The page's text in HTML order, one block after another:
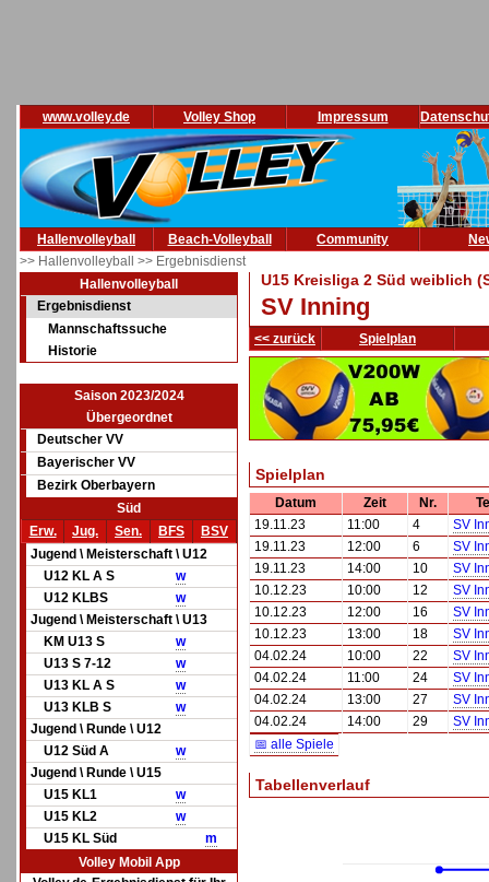
www.volley.de Volley Shop Impressum
Hallenvolleyball Beach-Volleyball Community
>> Hallenvolleyball >> Ergebnisdienst
Hallenvolleyball
Ergebnisdienst
Mannschaftssuche
Historie
Saison 2023/2024
Übergeordnet
Deutscher VV
Bayerischer VV
Bezirk Oberbayern
Süd
Erw.
Jug. Sen. BFS
BSV
Jugend \ Meisterschaft \ U12
U12 KL A S
w
U12 KLBS
w
Jugend \ Meisterschaft \ U13
KM U13 S
w
U13 S 7-12
w
U13 KL A S
w
U13 KLB S
w
Jugend \ Runde \ U12
U12 Süd A
w
Jugend \ Runde \ U15
U15 KL1
w
U15 KL2
w
U15 KL Süd
m
Volley Mobil App
U15 Kreisliga 2 Süd weiblich
SV Inning
<< zurück Spielplan
Spielplan
Datum Zeit Nr.
19.11.23
11:00 4
SV
19.11.23
12:00 6
SV
19.11.23
14:00 10
SV
10.12.23
10:00 12
SV
10.12.23
12:00 16
SV
10.12.23
13:00 18
SV
04.02.24
10:00 22
SV
04.02.24
11:00 24
SV
04.02.24
13:00 27
SV
04.02.24
14:00 29
SV
📅 alle Spiele
Tabellenverlauf